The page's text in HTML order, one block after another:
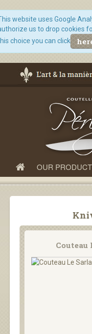
website uses Google
us to drop cookies
choice you can click
OUR
Couteau